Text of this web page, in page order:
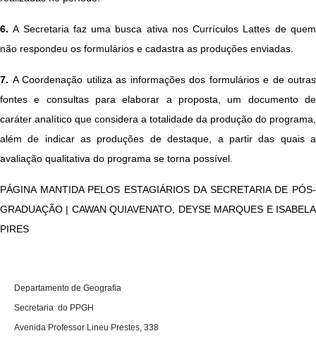
6. A Secretaria faz uma busca ativa nos Currículos Lattes de quem
não respondeu os formulários e cadastra as produções enviadas.
7. A Coordenação utiliza as informações dos formulários e de outras
fontes e consultas para elaborar a proposta, um documento de
caráter analítico que considera a totalidade da produção do programa,
além de indicar as produções de destaque, a partir das quais a
avaliação qualitativa do programa se torna possível.
​​​​​​​​​​​​​​​​​​​PÁGINA MANTIDA PELOS ESTAGIÁRIOS DA SECRETARIA DE PÓS-
GRADUAÇÃO | CAWAN QUIAVENATO, DEYSE MARQUES E ISABELA
PIRES
Departamento de Geografia
Secretaria  do PPGH
Avenida Professor Lineu Prestes, 338